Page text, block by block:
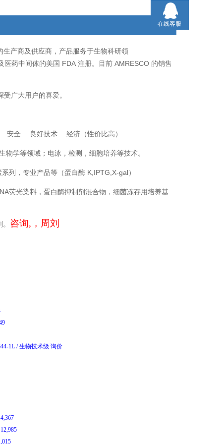
生产商及供应商，产品服务于生物科研领
医药中间体的美国 FDA 注册。目前 AMRESCO 的销售
广大用户的喜爱。
全 良好技术 经济（性价比高）
学等领域；电泳，检测，细胞培养等技术。
列，专业产品等（蛋白酶 K,IPTG,X-gal）
荧光染料，蛋白酶抑制剂混合物，细菌冻存用培养基
咨询,，周刘
1L / 生物技术级 询价
4,367
12,985
在线客服